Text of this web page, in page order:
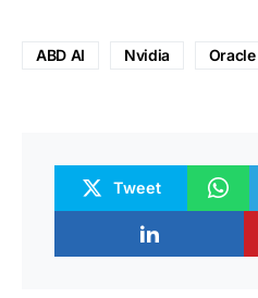
ABD AI Nvidia Oracle
Tweet